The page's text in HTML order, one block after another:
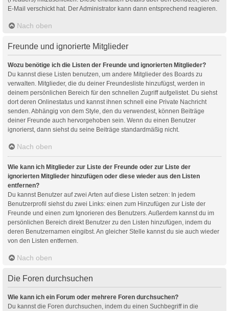
E-Mail verschickt hat. Der Administrator kann dann entsprechend reagieren.
Nach oben
Freunde und ignorierte Mitglieder
Wozu benötige ich die Listen der Freunde und ignorierten Mitglieder?
Du kannst diese Listen benutzen, um andere Mitglieder des Boards zu
verwalten. Mitglieder, die du deiner Freundesliste hinzufügst, werden in
deinem persönlichen Bereich für den schnellen Zugriff aufgelistet. Du siehst
dort deren Onlinestatus und kannst ihnen schnell eine Private Nachricht
senden. Abhängig von dem Style, den du verwendest, können Beiträge
deiner Freunde auch hervorgehoben sein. Wenn du einen Benutzer
ignorierst, dann siehst du seine Beiträge standardmäßig nicht.
Nach oben
Wie kann ich Mitglieder zur Liste der Freunde oder zur Liste der
ignorierten Mitglieder hinzufügen oder diese wieder aus den Listen
entfernen?
Du kannst Benutzer auf zwei Arten auf diese Listen setzen: In jedem
Benutzerprofil siehst du zwei Links: einen zum Hinzufügen zur Liste der
Freunde und einen zum Ignorieren des Benutzers. Außerdem kannst du im
persönlichen Bereich direkt Benutzer zu den Listen hinzufügen, indem du
deren Benutzernamen eingibst. An gleicher Stelle kannst du sie auch wieder
von den Listen entfernen.
Nach oben
Die Foren durchsuchen
Wie kann ich ein Forum oder mehrere Foren durchsuchen?
Du kannst die Foren durchsuchen, indem du einen Suchbegriff in die